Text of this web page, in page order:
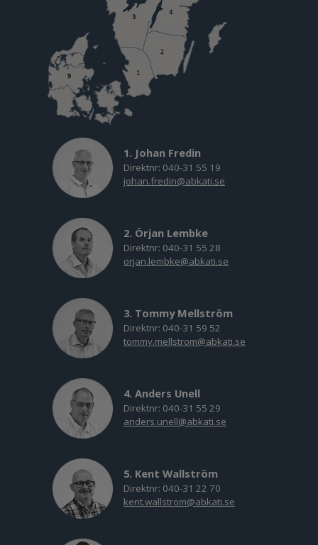
1. Johan Fredin
Direktnr: 040-31 55 19
johan.fredin@abkati.se
2. Örjan Lembke
Direktnr: 040-31 55 28
orjan.lembke@abkati.se
3. Tommy Mellström
Direktnr: 040-31 59 52
tommy.mellstrom@abkati.se
4. Anders Unell
Direktnr: 040-31 55 29
anders.unell@abkati.se
5. Kent Wallström
Direktnr: 040-31 22 70
kent.wallstrom@abkati.se